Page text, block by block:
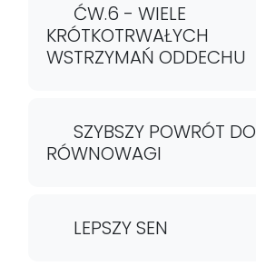
ĆW.6 - WIELE
KRÓTKOTRWAŁYCH
WSTRZYMAŃ ODDECHU
SZYBSZY POWRÓT DO
RÓWNOWAGI
LEPSZY SEN